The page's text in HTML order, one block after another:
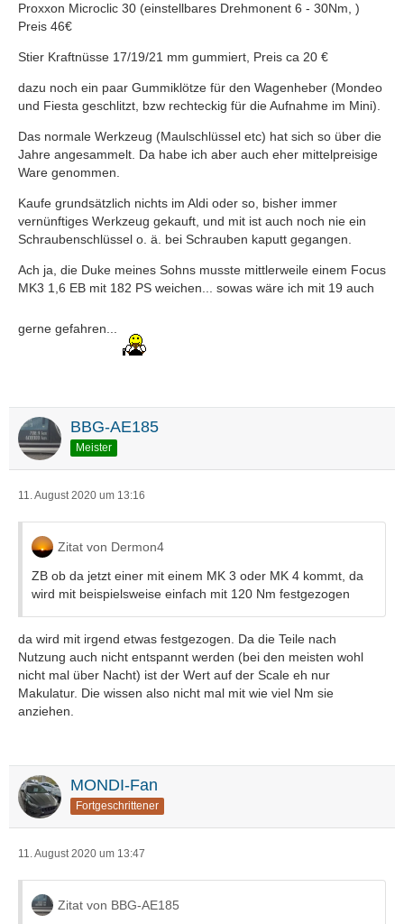
Proxxon Microclic 30 (einstellbares Drehmonent 6 - 30Nm, )
Preis 46€
Stier Kraftnüsse 17/19/21 mm gummiert, Preis ca 20 €
dazu noch ein paar Gummiklötze für den Wagenheber (Mondeo
und Fiesta geschlitzt, bzw rechteckig für die Aufnahme im Mini).
Das normale Werkzeug (Maulschlüssel etc) hat sich so über die
Jahre angesammelt. Da habe ich aber auch eher mittelpreisige
Ware genommen.
Kaufe grundsätzlich nichts im Aldi oder so, bisher immer
vernünftiges Werkzeug gekauft, und mit ist auch noch nie ein
Schraubenschlüssel o. ä. bei Schrauben kaputt gegangen.
Ach ja, die Duke meines Sohns musste mittlerweile einem Focus
MK3 1,6 EB mit 182 PS weichen... sowas wäre ich mit 19 auch
gerne gefahren...
BBG-AE185
Meister
11. August 2020 um 13:16
Zitat von Dermon4
ZB ob da jetzt einer mit einem MK 3 oder MK 4 kommt, da
wird mit beispielsweise einfach mit 120 Nm festgezogen
da wird mit irgend etwas festgezogen. Da die Teile nach
Nutzung auch nicht entspannt werden (bei den meisten wohl
nicht mal über Nacht) ist der Wert auf der Scale eh nur
Makulatur. Die wissen also nicht mal mit wie viel Nm sie
anziehen.
MONDI-Fan
Fortgeschrittener
11. August 2020 um 13:47
Zitat von BBG-AE185